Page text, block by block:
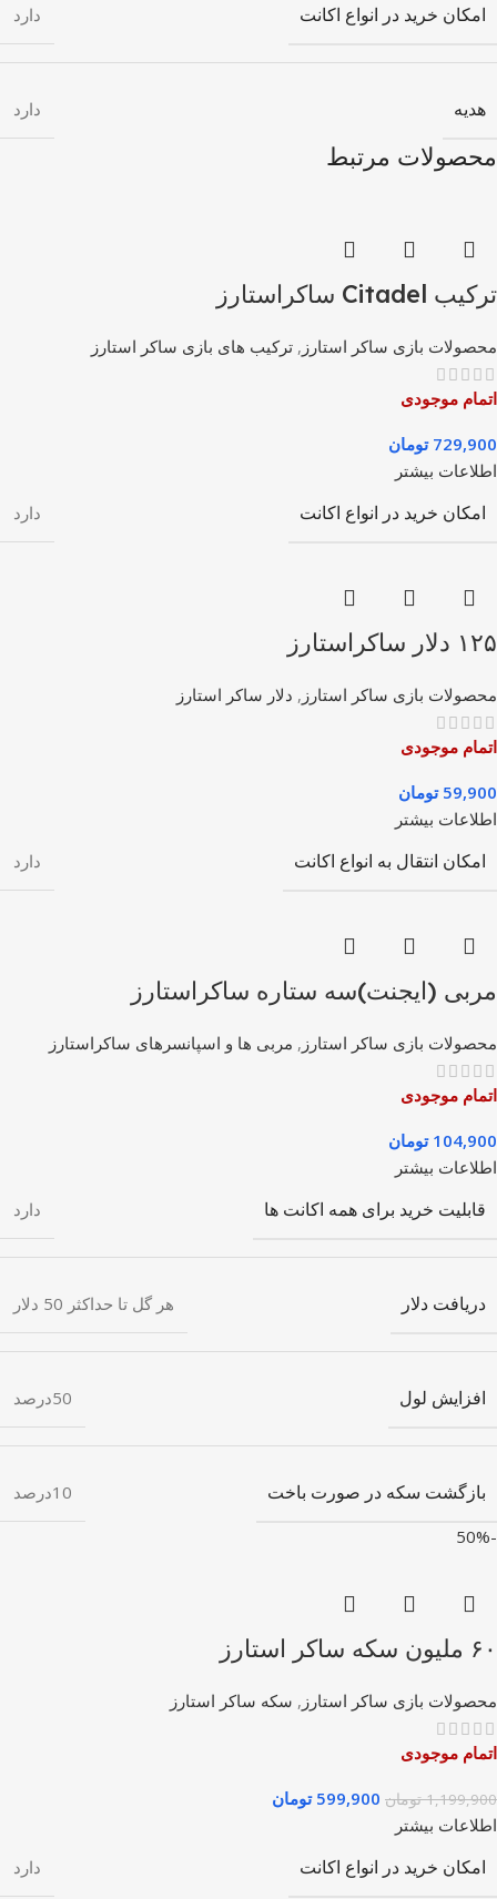
امکان خرید در انواع اکانت دارد
هدیه دارد
محصولات مرتبط
ترکیب Citadel ساکراستارز
محصولات بازی ساکر استارز , ترکیب های بازی ساکر استارز
اتمام موجودی
729,900 تومان
اطلاعات بیشتر
امکان خرید در انواع اکانت دارد
۱۲۵ دلار ساکراستارز
محصولات بازی ساکر استارز , دلار ساکر استارز
اتمام موجودی
59,900 تومان
اطلاعات بیشتر
امکان انتقال به انواع اکانت دارد
مربی (ایجنت)سه ستاره ساکراستارز
محصولات بازی ساکر استارز , مربی ها و اسپانسرهای ساکراستارز
اتمام موجودی
104,900 تومان
اطلاعات بیشتر
قابلیت خرید برای همه اکانت ها دارد
دریافت دلار هر گل تا حداکثر 50 دلار
افزایش لول 50درصد
بازگشت سکه در صورت باخت
10درصد
-50%
۶۰ ملیون سکه ساکر استارز
محصولات بازی ساکر استارز , سکه ساکر استارز
اتمام موجودی
1,199,900 تومان 599,900 تومان
اطلاعات بیشتر
امکان خرید در انواع اکانت دارد